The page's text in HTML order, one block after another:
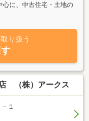
心に、中古住宅・土地の
ンの販売などを行って
り扱う
（株）アークス
１